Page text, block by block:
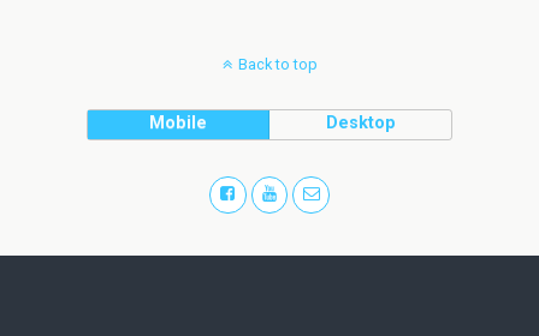
Back to top
Mobile Desktop